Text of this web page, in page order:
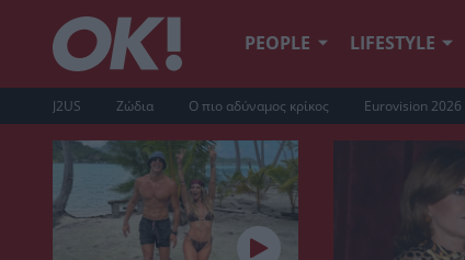
PEOPLE LIFESTYLE
J2US Ζώδια Ο πιο αδύναμος κρίκος Eurovision 2026